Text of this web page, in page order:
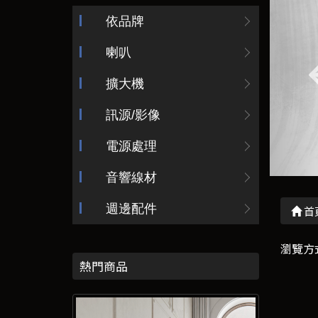
依品牌
喇叭
擴大機
訊源/影像
電源處理
音響線材
週邊配件
熱門商品
首
瀏覽方